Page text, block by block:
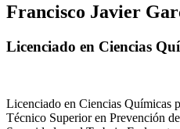
Francisco Javier
Licenciado en Ciencias
Licenciado en Ciencias Químicas
Técnico Superior en Prevención